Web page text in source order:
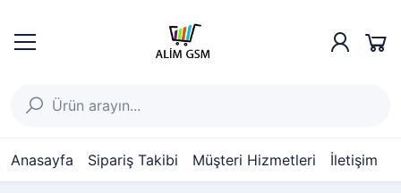
Anasayfa Sipariş Takibi Müşteri Hizmetleri İletişim